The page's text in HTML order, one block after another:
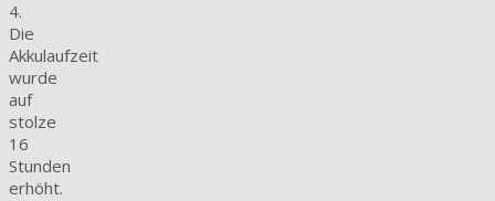
4.
Die
Akkulaufzeit
wurde
auf
stolze
16
Stunden
erhöht.